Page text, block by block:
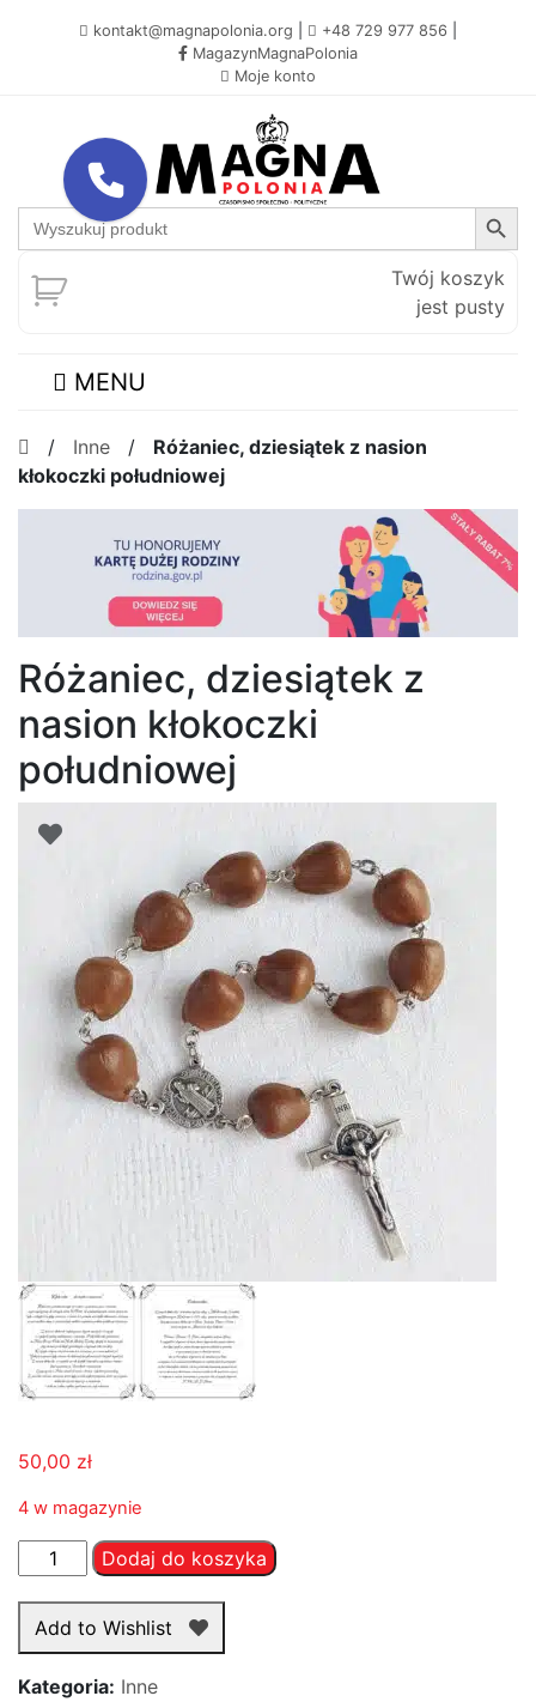
kontakt@magnapolonia.org +48 729 977 856
MagazynMagnaPolonia
Moje konto
Search
for:
Search Button
Twój koszyk
jest pusty
MENU
/ Inne / Różaniec, dziesiątek z nasion
kłokoczki południowej
Różaniec, dziesiątek z
nasion kłokoczki
południowej
50,00 zł
4 w magazynie
ilość
Różaniec,
dziesiątek
Dodaj do koszyka
Add to Wishlist
Kategoria: Inne